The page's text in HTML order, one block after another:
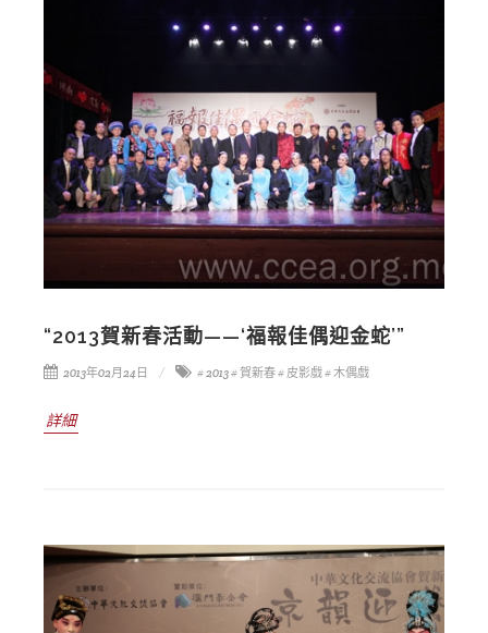
“2013賀新春活動——‘福報佳偶迎金蛇’”
2013年02月24日 # 2013# 賀新春# 皮影戲# 木偶戲
詳細